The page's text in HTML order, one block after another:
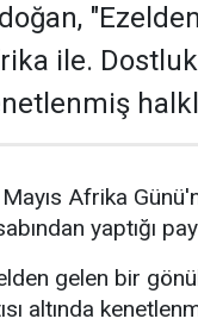
ile. Dostluk
Afrika
yaptığı
gelen bir
altında